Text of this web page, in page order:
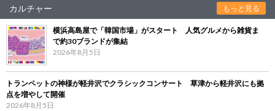
カルチャー もっと見る
横浜高島屋で「韓国市場」がスタート 人気グルメから雑貨ま
で約30ブランドが集結
2026年8月5日
トランペットの神様が軽井沢でクラシックコンサート 草津から軽井沢にも拠
点を増やして開催
2026年8月5日